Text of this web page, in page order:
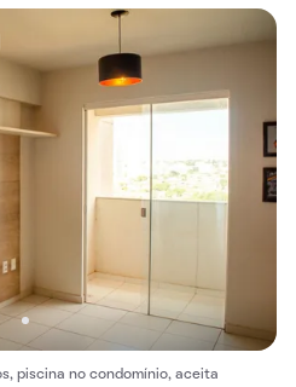
piscina no condomínio, aceita